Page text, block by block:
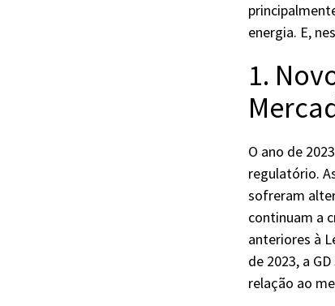
energia. E,
1.
O ano de
regulatório.
sofreram
continuam a
anteriores à
de 2023, a
relação ao